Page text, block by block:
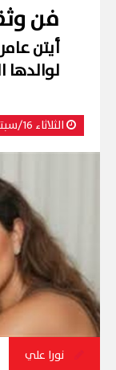
فن
أيتن
لوالدها
الثلاثاء 16/سبتمبر/2025 - 10:30 م
نورا علي